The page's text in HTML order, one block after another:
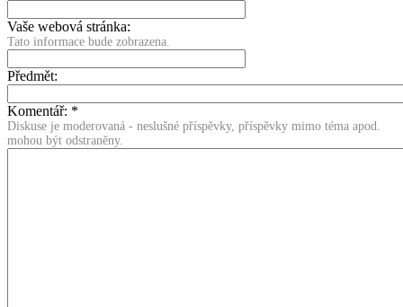
Vaše webová stránka:
Tato informace bude zobrazena.
Předmět:
Komentář: *
Diskuse je moderovaná - neslušné příspěvky, příspěvky mimo téma apod.
mohou být odstraněny.